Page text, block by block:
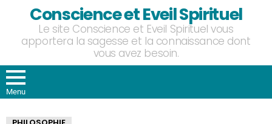
Conscience et Eveil Spirituel
Le site Conscience et Eveil Spirituel vous
apportera la sagesse et la connaissance dont
vous avez besoin.
Menu